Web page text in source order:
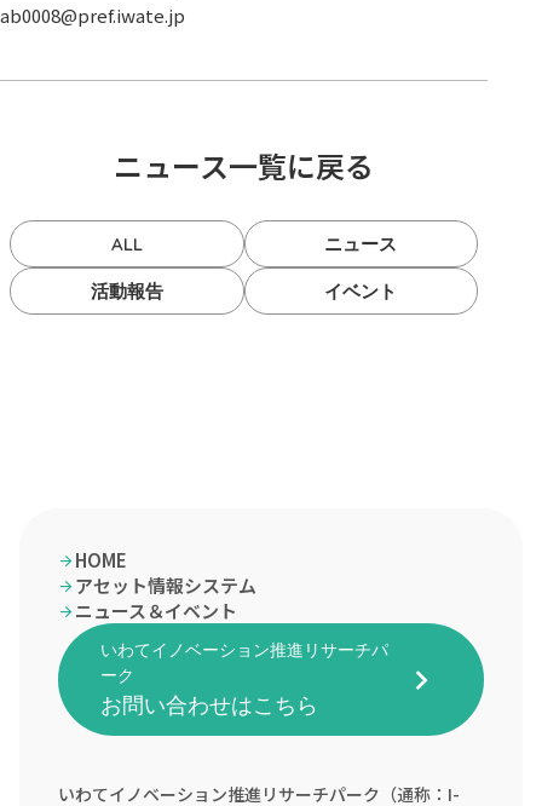
ab0008@pref.iwate.jp
ニュース一覧に戻る
ALL ニュース
活動報告 イベント
arrow_forwardHOME
arrow_forwardアセット情報システム
arrow_forwardニュース＆イベント
いわてイノベーション推進リサーチパ
ーク
お問い合わせはこちら
keyboard_arrow_right
いわてイノベーション推進リサーチパーク（通称：I-